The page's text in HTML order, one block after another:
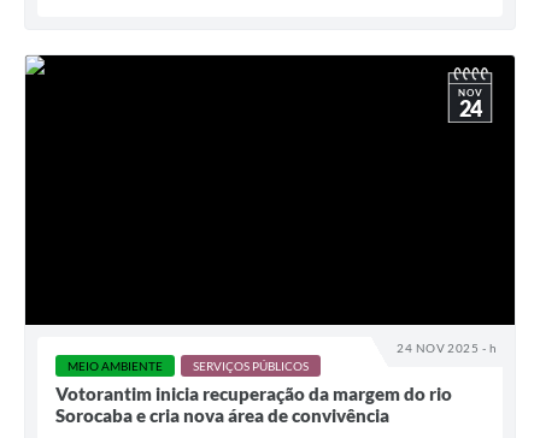
24 NOV 2025 - h
NOV
24
MEIO AMBIENTE SERVIÇOS PÚBLICOS
Votorantim inicia recuperação da margem do rio
Sorocaba e cria nova área de convivência